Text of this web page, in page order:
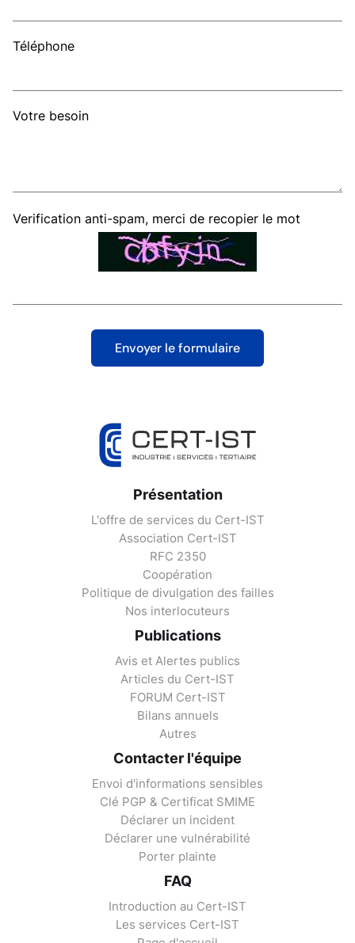
Téléphone
Votre besoin
Verification anti-spam, merci de recopier le mot
Présentation
L'offre de services du Cert-IST
Association Cert-IST
RFC 2350
Coopération
Politique de divulgation des failles
Nos interlocuteurs
Publications
Avis et Alertes publics
Articles du Cert-IST
FORUM Cert-IST
Bilans annuels
Autres
Contacter l'équipe
Envoi d'informations sensibles
Clé PGP & Certificat SMIME
Déclarer un incident
Déclarer une vulnérabilité
Porter plainte
FAQ
Introduction au Cert-IST
Les services Cert-IST